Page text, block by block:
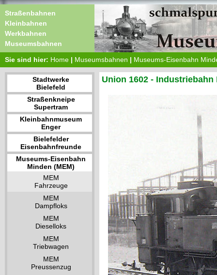
Straßenbahnen
Kleinbahnen
Werkbahnen
Museumsbahnen
Sie sind hier: Home | Museumsbahnen | Museums-Eisenbahn
Stadtwerke
Bielefeld
Straßenkneipe
Supertram
Kleinbahnmuseum
Enger
Bielefelder
Eisenbahnfreunde
Museums-Eisenbahn
Minden (MEM)
MEM
Fahrzeuge
MEM
Dampfloks
MEM
Dieselloks
MEM
Triebwagen
MEM
Preussenzug
Union 1602 -